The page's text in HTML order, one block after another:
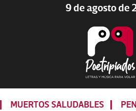
9 de agosto de
LETRAS
Y
MUERTOS SALUDABLES